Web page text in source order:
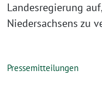
Landesregierung
Niedersachsens zu
Pressemitteilungen